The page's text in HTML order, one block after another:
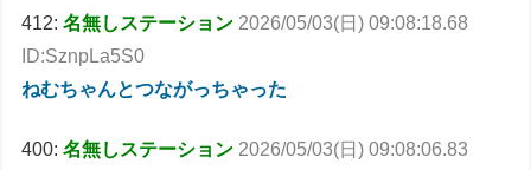
412:名無しステーション 2026/05/03(日) 09:08:18.68
ID:SznpLa5S0
ねむちゃんとつながっちゃった
400:名無しステーション 2026/05/03(日) 09:08:06.83